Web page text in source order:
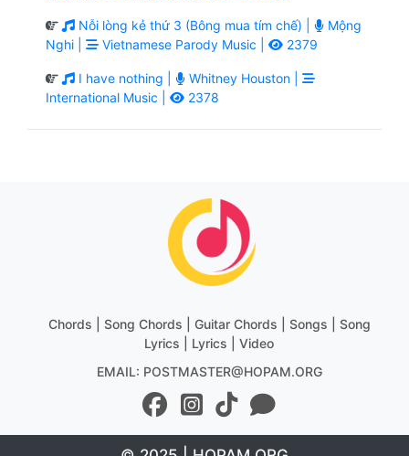
Nỗi lòng kẻ thứ 3 (Bông mua tím chế) |
Mộng
Nghi |
Vietnamese Parody Music | 2379
I have nothing |
Whitney Houston |
International Music |
2378
Chords | Song Chords | Guitar Chords | Songs | Song
Lyrics | Lyrics | Video
EMAIL: POSTMASTER@HOPAM.ORG